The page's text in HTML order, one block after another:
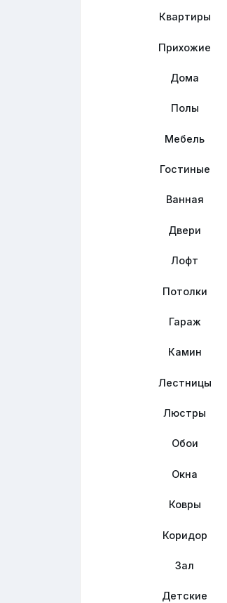
Квартиры
Прихожие
Дома
Полы
Мебель
Гостиные
Ванная
Двери
Лофт
Потолки
Гараж
Камин
Лестницы
Люстры
Обои
Окна
Ковры
Коридор
Зал
Детские